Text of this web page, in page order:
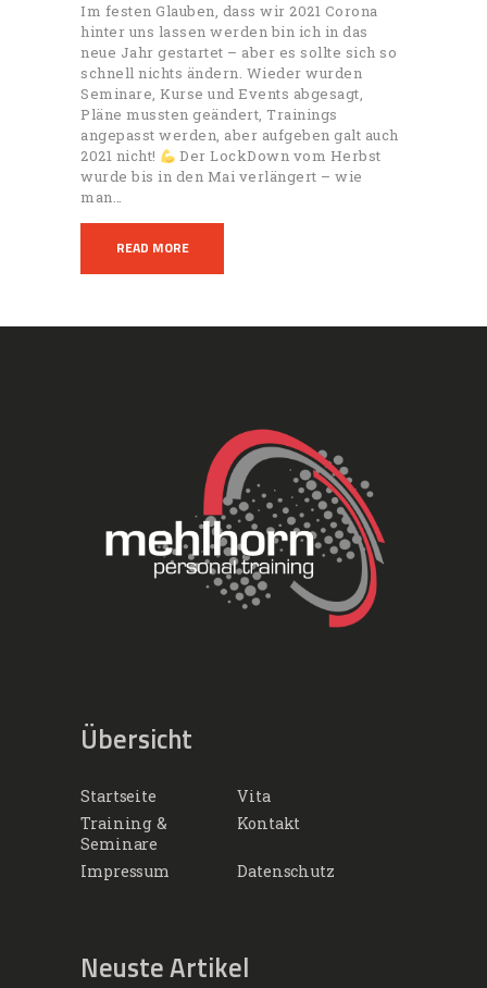
Im festen Glauben, dass wir 2021 Corona
hinter uns lassen werden bin ich in das
neue Jahr gestartet – aber es sollte sich so
schnell nichts ändern. Wieder wurden
Seminare, Kurse und Events abgesagt,
Pläne mussten geändert, Trainings
angepasst werden, aber aufgeben galt auch
2021 nicht!
Der LockDown vom Herbst
wurde bis in den Mai verlängert – wie
man…
READ MORE
Übersicht
Startseite
Vita
Training &
Seminare
Kontakt
Impressum Datenschutz
Neuste Artikel